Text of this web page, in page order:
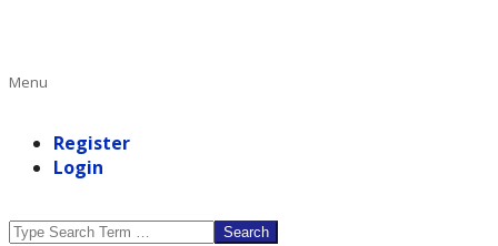
Primary
Menu
Register
Login
Search